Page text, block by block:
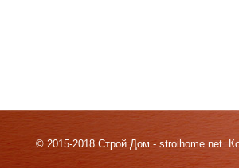
© 2015-2018 Строй Дом - stroihome.net.